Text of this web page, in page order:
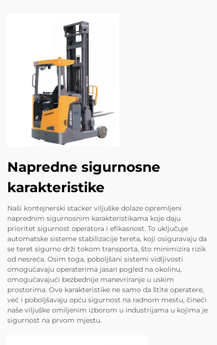
Napredne sigurnosne
karakteristike
Naši kontejnerski stacker viljuške dolaze opremljeni
naprednim sigurnosnim karakteristikama koje daju
prioritet sigurnost operatora i efikasnost. To uključuje
automatske sisteme stabilizacije tereta, koji osiguravaju da
se teret sigurno drži tokom transporta, što minimizira rizik
od nesreća. Osim toga, poboljšani sistemi vidljivosti
omogućavaju operaterima jasan pogled na okolinu,
omogućavajući bezbednije manevriranje u uskim
prostorima. Ove karakteristike ne samo da štite operatere,
već i poboljšavaju opću sigurnost na radnom mestu, čineći
naše viljuške omiljenim izborom u industrijama u kojima je
sigurnost na prvom mjestu.